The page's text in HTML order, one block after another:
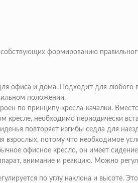
формированию
офиса и дома. Подходит для любого
положении.
по принципу кресла-качалки.
кресле, необходимо периодически
повторяет изгибы седла для
взрослых, потому что необходимое
офисное кресло, он имеет
внимание и реакцию. Можно
по углу наклона и высоте.